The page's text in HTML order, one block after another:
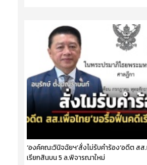
‘องค์คณะวินิจฉัยฯ’สั่งไม่รับคำร้อง‘อดีต สส
เรียกสินบน 5 ล.พิจารณาใหม่